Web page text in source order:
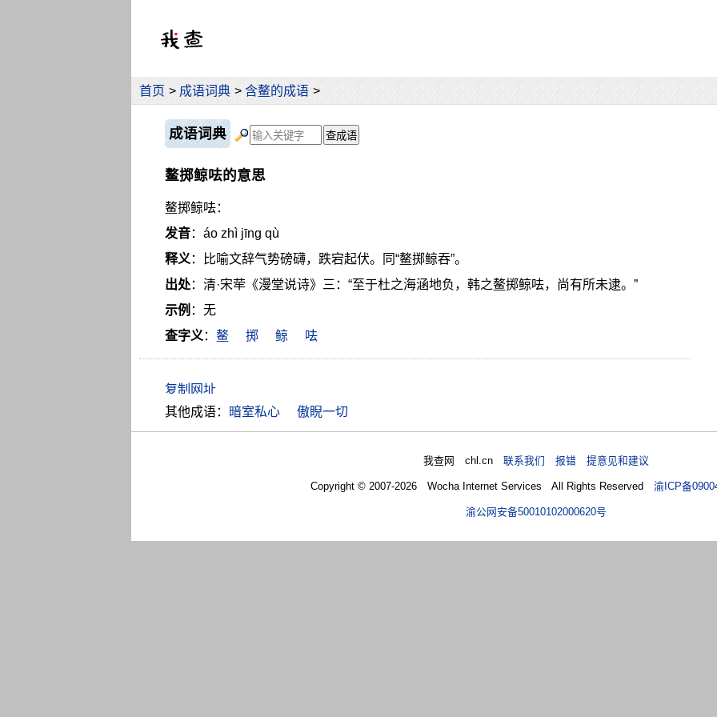
首页 > 成语词典 > 含鳌的成语 >
成语词典
鳌掷鲸呿的意思
鳌掷鲸呿：
发音：áo zhì jīng qù
释义：比喻文辞气势磅礴，跌宕起伏。同“鳌掷鲸吞”。
出处：清·宋荦《漫堂说诗》三：“至于杜之海涵地负，韩之鳌掷鲸呿，尚有所未逮。”
示例 ：无
查字义： 鳌 掷 鲸 呿
其他成语： 暗室私心 傲睨一切
我查网 chl.cn联系我们 报错 提意见和建议
Copyright © 2007-2026 Wocha Internet Services All Rights Reserved渝ICP备
渝公网安备50010102000620号